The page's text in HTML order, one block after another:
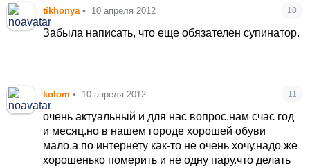
tikhonya • 10 апреля 2012 10
Забыла написать, что еще обязателен супинатор.
kolom • 10 апреля 2012 11
очень актуальный и для нас вопрос.нам счас год
и месяц.но в нашем городе хорошей обуви
мало.а по интернету как-то не очень хочу.надо же
хорошенько померить и не одну пару.что делать